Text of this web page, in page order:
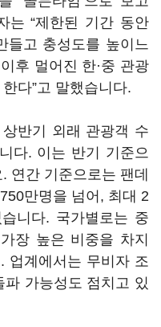
는 “제한된 기간 동안
들고 충성도를 높이느
후 멀어진 한·중 관광
다”고 말했습니다.
반기 외래 관광객 수
다. 이는 반기 기준으
연간 기준으로는 팬데
만명을 넘어, 최대 2
니다. 국가별로는 중
장 높은 비중을 차지
업계에서는 무비자 조
가능성도 점치고 있